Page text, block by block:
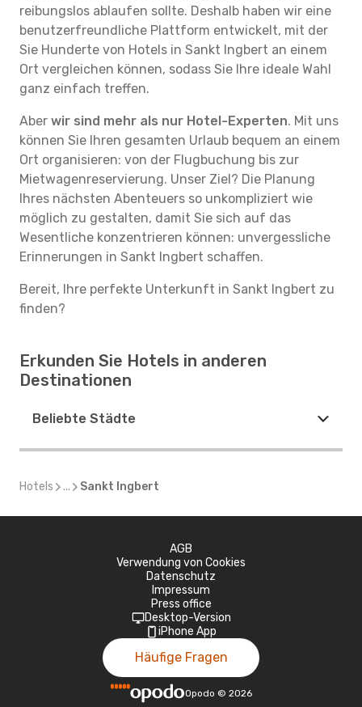
reibungslos ablaufen sollte. Deshalb haben wir eine
benutzerfreundliche Plattform entwickelt, mit der
Sie Hunderte von Hotels in Sankt Ingbert an einem
Ort vergleichen können, sodass Sie Ihre ideale Wahl
ganz einfach treffen.
Aber wir sind mehr als nur Hotel-Experten. Mit uns
können Sie Ihren gesamten Urlaub bequem an einem
Ort organisieren: von der Flugbuchung bis zur
Mietwagenreservierung. Unser Ziel? Die Planung
Ihres nächsten Abenteuers so unkompliziert wie
möglich zu gestalten, damit Sie sich auf das
Wesentliche konzentrieren können: unvergessliche
Erinnerungen in Sankt Ingbert schaffen.
Bereit, Ihre perfekte Unterkunft in Sankt Ingbert zu
finden?
Erkunden Sie Hotels in anderen
Destinationen
Beliebte Städte
Hotels ... Sankt Ingbert
AGB
Verwendung von Cookies
Datenschutz
Impressum
Press office
Desktop-Version
iPhone App
Häufige Fragen
Opodo © 2026